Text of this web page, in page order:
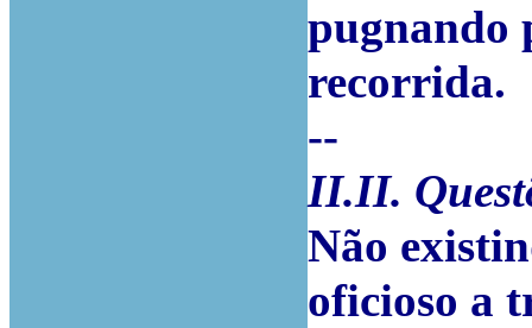
pugnando
recorrida.
--
II.II.
Não
oficioso a